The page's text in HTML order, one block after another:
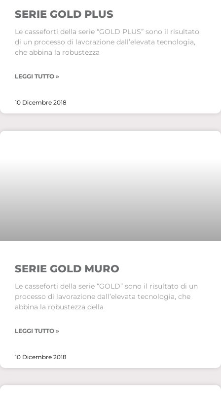
SERIE GOLD PLUS
Le casseforti della serie “GOLD PLUS” sono il risultato
di un processo di lavorazione dall’elevata tecnologia,
che abbina la robustezza
LEGGI TUTTO »
10 Dicembre 2018
SERIE GOLD MURO
Le casseforti della serie “GOLD” sono il risultato di un
processo di lavorazione dall’elevata tecnologia, che
abbina la robustezza della
LEGGI TUTTO »
10 Dicembre 2018